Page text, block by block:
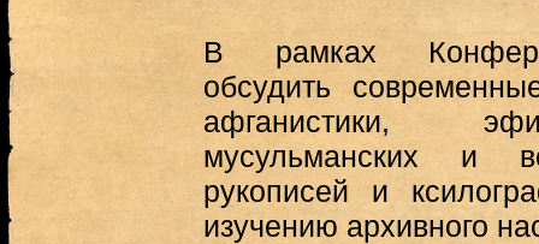
В рамках
обсудить
афганистики,
мусульманских и
рукописей и
изучению архивного